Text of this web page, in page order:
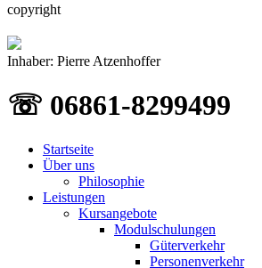
copyright
Inhaber: Pierre Atzenhoffer
☏ 06861-8299499
Startseite
Über uns
Philosophie
Leistungen
Kursangebote
Modulschulungen
Güterverkehr
Personenverkehr